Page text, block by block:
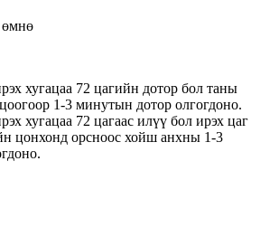
хугацаа 72 цагийн дотор бол таны
1-3 минутын дотор олгогдоно.
хугацаа 72 цагаас илүү бол ирэх цаг
цонхонд орсноос хойш анхны 1-3